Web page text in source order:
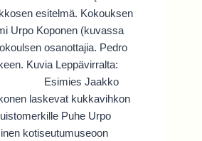
esitelmä. Kokouksen
Urpo Koponen (kuvassa
osanottajia. Pedro
Kuvia Leppävirralta:
Jaakko
laskevat kukkavihkon
Puhe Urpo
kotiseutumuseoon